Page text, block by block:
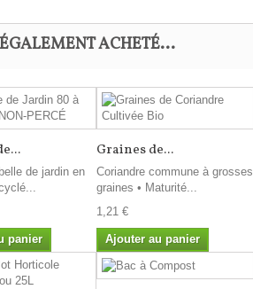
ACHETÉ...
de jardin en
panier
Graines de...
Coriandre commune à grosses
graines • Maturité...
1,21 €
Ajouter au panier